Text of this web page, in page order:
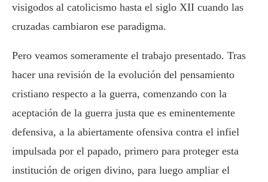
visigodos al catolicismo hasta el siglo XII cuando las
cruzadas cambiaron ese paradigma.
Pero veamos someramente el trabajo presentado. Tras
hacer una revisión de la evolución del pensamiento
cristiano respecto a la guerra, comenzando con la
aceptación de la guerra justa que es eminentemente
defensiva, a la abiertamente ofensiva contra el infiel
impulsada por el papado, primero para proteger esta
institución de origen divino, para luego ampliar el